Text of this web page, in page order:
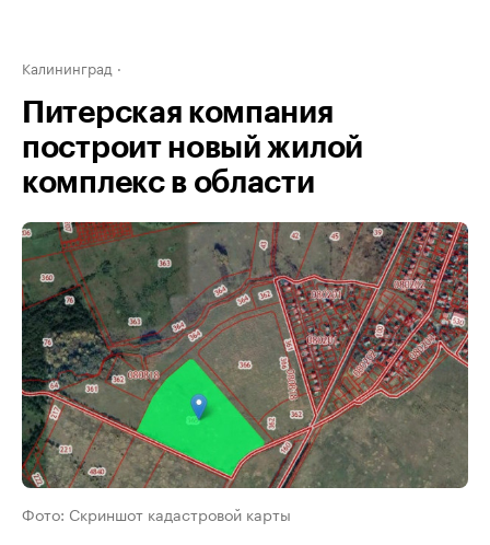
Калининград
Питерская компания
построит новый жилой
комплекс в области
Фото: Скриншот кадастровой карты